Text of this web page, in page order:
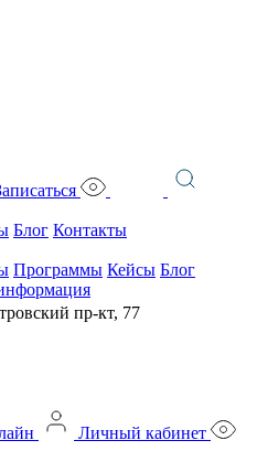
Блог Контакты
Программы Кейсы Блог
пр-кт, 77
Личный кабинет